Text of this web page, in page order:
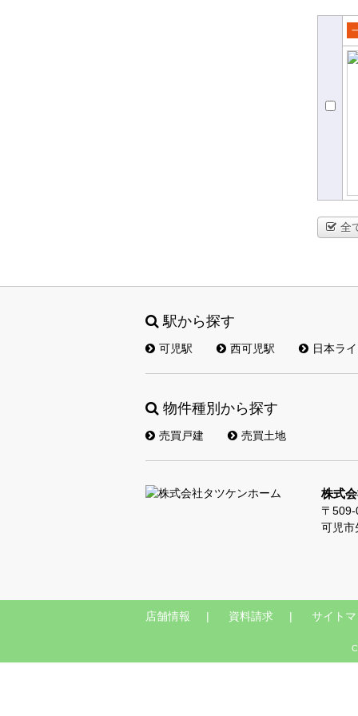
て
全
駅から探す
可児駅 西可児駅 日本ラ
物件種別から探す
売買戸建 売買土地
株式
〒509-
可児市
店舗情報 資料請求 サイト